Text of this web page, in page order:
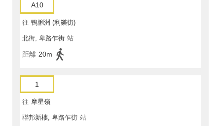
A10
往 鴨脷洲 (利樂街)
北街, 卑路乍街 站
距離 20m
1
往 摩星嶺
聯邦新樓, 卑路乍街 站